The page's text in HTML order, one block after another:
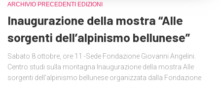
ARCHIVIO PRECEDENTI EDIZIONI
Inaugurazione della mostra “Alle
sorgenti dell’alpinismo bellunese”
Sabato 8 ottobre, ore 11 -Sede Fondazione Giovanni Angelini.
Centro studi sulla montagna Inaugurazione della mostra Alle
sorgenti dell’alpinismo bellunese organizzata dalla Fondazione